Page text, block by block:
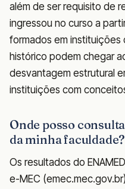
além de ser requisito de
ingressou no curso a
formados em instituições
histórico podem chegar
desvantagem estrutural
instituições com
Onde posso
da minha faculdade?
Os resultados do
e-MEC